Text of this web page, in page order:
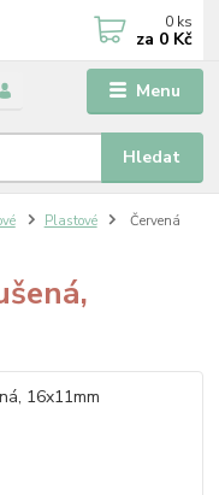
Menu
Hledat
0 ks
za 0 Kč
Plastové
Červená